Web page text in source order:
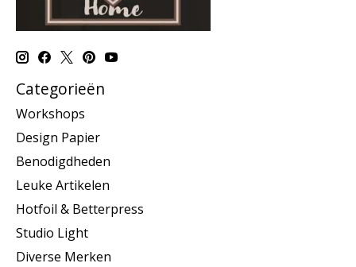
Categorieën
Workshops
Design Papier
Benodigdheden
Leuke Artikelen
Hotfoil & Betterpress
Studio Light
Diverse Merken